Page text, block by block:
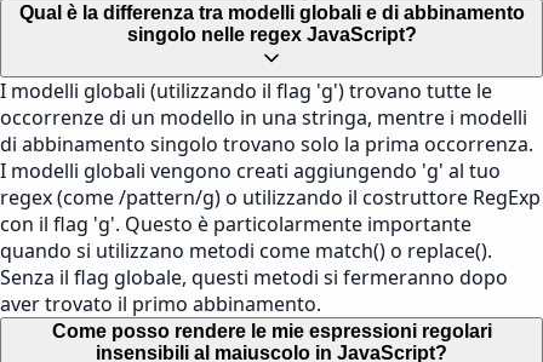
Qual è la differenza tra modelli globali e di abbinamento
singolo nelle regex JavaScript?
I modelli globali (utilizzando il flag 'g') trovano tutte le
occorrenze di un modello in una stringa, mentre i modelli
di abbinamento singolo trovano solo la prima occorrenza.
I modelli globali vengono creati aggiungendo 'g' al tuo
regex (come /pattern/g) o utilizzando il costruttore RegExp
con il flag 'g'. Questo è particolarmente importante
quando si utilizzano metodi come match() o replace().
Senza il flag globale, questi metodi si fermeranno dopo
aver trovato il primo abbinamento.
Come posso rendere le mie espressioni regolari
insensibili al maiuscolo in JavaScript?